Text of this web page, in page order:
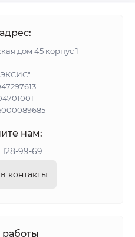
дом 45 корпус 1
нам:
99-69
контакты